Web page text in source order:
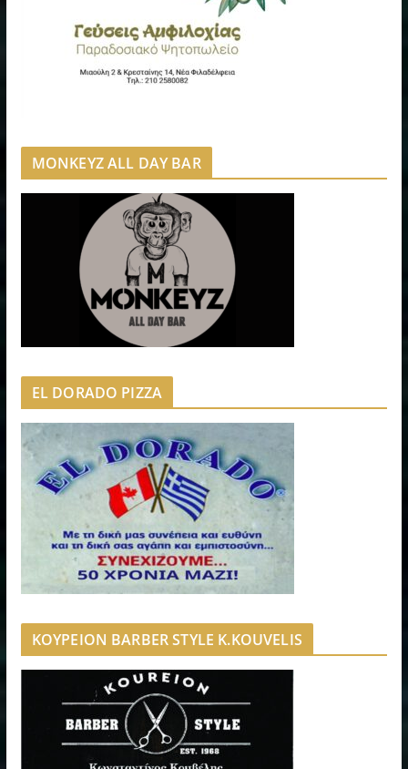
MONKEYZ ALL DAY BAR
EL DORADO PIZZA
ΚΟΥΡΕΙΟΝ BARBER STYLE K.KOUVELIS